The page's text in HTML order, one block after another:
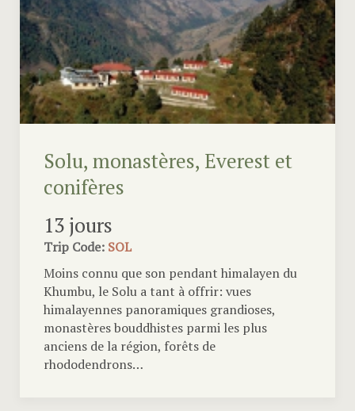
Solu, monastères, Everest et
conifères
13 jours
Trip Code: SOL
Moins connu que son pendant himalayen du
Khumbu, le Solu a tant à offrir: vues
himalayennes panoramiques grandioses,
monastères bouddhistes parmi les plus
anciens de la région, forêts de
rhododendrons…